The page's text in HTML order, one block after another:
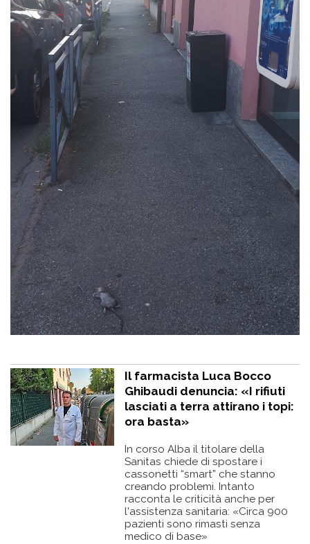
Il farmacista Luca Bocco
Ghibaudi denuncia: «I rifiuti
lasciati a terra attirano i topi:
ora basta»
In corso Alba il titolare della
Sanitas chiede di spostare i
cassonetti “smart” che stanno
creando problemi. Intanto
racconta le criticità anche per
l'assistenza sanitaria: «Circa 900
pazienti sono rimasti senza
medico di base»